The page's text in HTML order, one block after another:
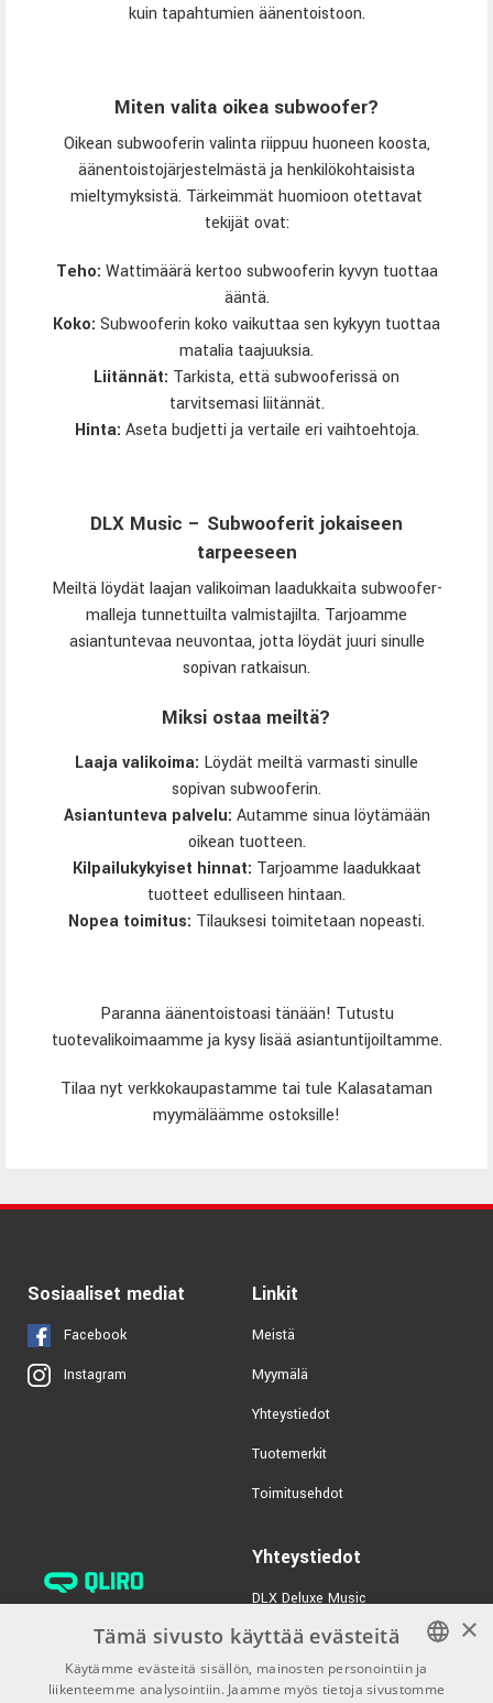
kuin tapahtumien äänentoistoon.
Miten valita oikea subwoofer?
Oikean subwooferin valinta riippuu huoneen koosta,
äänentoistojärjestelmästä ja henkilökohtaisista
mieltymyksistä. Tärkeimmät huomioon otettavat
tekijät ovat:
Teho: Wattimäärä kertoo subwooferin kyvyn tuottaa
ääntä.
Koko: Subwooferin koko vaikuttaa sen kykyyn tuottaa
matalia taajuuksia.
Liitännät: Tarkista, että subwooferissä on
tarvitsemasi liitännät.
Hinta: Aseta budjetti ja vertaile eri vaihtoehtoja.
DLX Music – Subwooferit jokaiseen
tarpeeseen
Meiltä löydät laajan valikoiman laadukkaita subwoofer-
malleja tunnettuilta valmistajilta. Tarjoamme
asiantuntevaa neuvontaa, jotta löydät juuri sinulle
sopivan ratkaisun.
Miksi ostaa meiltä?
Laaja valikoima: Löydät meiltä varmasti sinulle
sopivan subwooferin.
Asiantunteva palvelu: Autamme sinua löytämään
oikean tuotteen.
Kilpailukykyiset hinnat: Tarjoamme laadukkaat
tuotteet edulliseen hintaan.
Nopea toimitus: Tilauksesi toimitetaan nopeasti.
Paranna äänentoistoasi tänään! Tutustu
tuotevalikoimaamme ja kysy lisää asiantuntijoiltamme.
Tilaa nyt verkkokaupastamme tai tule Kalasataman
myymäläämme ostoksille!
Sosiaaliset mediat
Facebook
Instagram
Linkit
Meistä
Myymälä
Yhteystiedot
Tuotemerkit
Toimitusehdot
Yhteystiedot
DLX Deluxe Music
verkkokaupan asiakaspalvelu:
tilaus@dlxmusic.fi
Puh: 0207 282240 (arkisin klo
FINNISH
×
Tämä sivusto käyttää evästeitä
Käytämme evästeitä sisällön, mainosten personointiin ja
liikenteemme analysointiin. Jaamme myös tietoja sivustomme